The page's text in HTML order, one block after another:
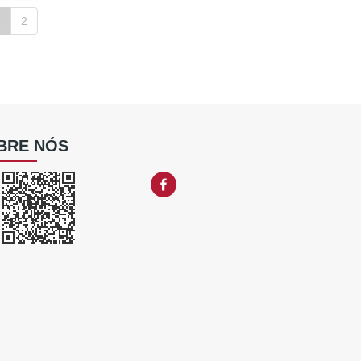
2
NÓS